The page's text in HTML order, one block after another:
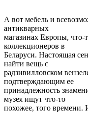
А вот мебель и
антикварных
магазинах Европы,
коллекционеров в
Беларуси. Настоящая
найти вещь с
радзивилловском
подтверждающим ее
принадлежность
музея ищут что-то
похожее, того